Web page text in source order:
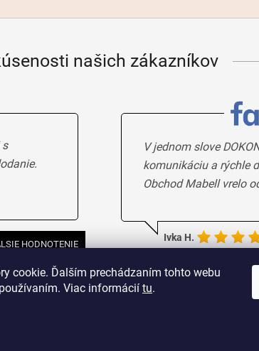
cookie. Ďalším prechádzaním tohto webu
Viac informácií tu.
našich zákazníkov
s
HODNOTENIE
V jednom slove
komunikáciu a rýchle
Obchod Mabell vrelo
Ivka H.